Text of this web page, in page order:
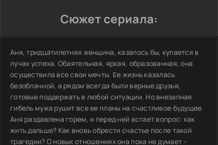
Сюжет сериала:
Аня, тридцатилетняя женщина, казалось бы, купается в
лучах успеха. Обаятельная, яркая, образованная, она
осуществила все свои мечты. Ее жизнь казалась
безоблачной, а рядом всегда были верные друзья,
готовые поддержать в любой ситуации. Но внезапная
гибель мужа рушит все ее планы на счастливое будущее.
Аня раздавлена горем, и перед ней встает вопрос: как
жить дальше? Как вновь обрести счастье после такой
трагедии? О новых отношениях она пока не думает –